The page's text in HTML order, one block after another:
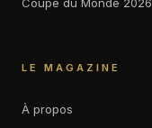
LE MAGAZINE
À propos